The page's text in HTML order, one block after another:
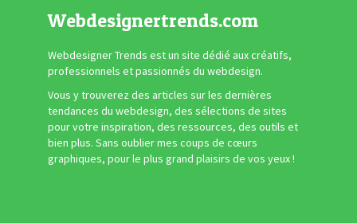
Webdesignertrends.com
Webdesigner Trends est un site dédié aux créatifs,
professionnels et passionnés du webdesign.
Vous y trouverez des articles sur les dernières
tendances du webdesign, des sélections de sites
pour votre inspiration, des ressources, des outils et
bien plus. Sans oublier mes coups de cœurs
graphiques, pour le plus grand plaisirs de vos yeux !